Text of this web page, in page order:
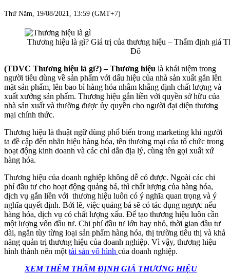
Thứ Năm, 19/08/2021, 13:59 (GMT+7)
Thương hiệu là gì? Giá trị của thương hiệu – Thẩm định giá
Đô
(TDVC Thương hiệu là gì?) – Thương hiệu là khái niệm trong
người tiêu dùng về sản phẩm với dấu hiệu của nhà sản xuất gắn lên
mặt sản phẩm, lên bao bì hàng hóa nhằm khẳng định chất lượng và
xuất xưởng sản phẩm. Thương hiệu gắn liền với quyền sở hữu của
nhà sản xuất và thường được ủy quyền cho người đại diện thương
mại chính thức.
Thương hiệu là thuật ngữ dùng phổ biến trong marketing khi người
ta đề cập đến nhãn hiệu hàng hóa, tên thương mại của tổ chức trong
hoạt động kinh doanh và các chỉ dẫn địa lý, cùng tên gọi xuất xứ
hàng hóa.
Thương hiệu của doanh nghiệp không dễ có được. Ngoài các chi
phí đầu tư cho hoạt động quảng bá, thì chất lượng của hàng hóa,
dịch vụ gắn liền với thương hiệu luôn có ý nghĩa quan trọng và ý
nghĩa quyết định. Bởi lẽ, việc quảng bá sẽ có tác dụng ngược nếu
hàng hóa, dịch vụ có chất lượng xấu. Để tạo thương hiệu luôn cần
một lượng vốn đầu tư. Chi phí đầu tư lớn hay nhỏ, thời gian đầu tư
dài, ngắn tùy từng loại sản phẩm hàng hóa, thị trường tiêu thị và khả
năng quản trị thương hiệu của doanh nghiệp. Vì vậy, thương hiệu
hình thành nên một tài sản vô hình của doanh nghiệp.
XEM THÊM THẨM ĐỊNH GIÁ THƯƠNG HIỆU